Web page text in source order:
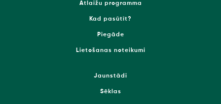
Atlaižu programma
Kad pasūtīt?
Piegāde
Lietošanas noteikumi
Jaunstādi
Sēklas